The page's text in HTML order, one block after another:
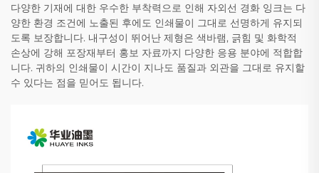
다양한 기재에 대한 우수한 부착력으로 인해 자외선 경화 잉크는 다
양한 환경 조건에 노출된 후에도 인쇄물이 그대로 선명하게 유지되
도록 보장합니다. 내구성이 뛰어난 제형은 색바램, 긁힘 및 화학적
손상에 강해 포장재부터 홍보 자료까지 다양한 응용 분야에 적합합
니다. 귀하의 인쇄물이 시간이 지나도 품질과 외관을 그대로 유지할
수 있다는 점을 믿어도 됩니다.